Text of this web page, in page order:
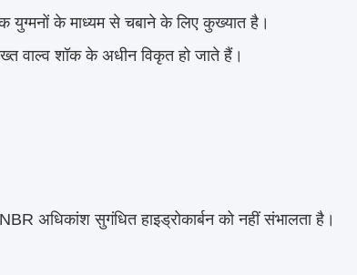
युग्मनों के माध्यम से चबाने के लिए कुख्यात है।
वाल्व शॉक के अधीन विकृत हो जाते हैं।
अधिकांश सुगंधित हाइड्रोकार्बन को नहीं संभालता है।